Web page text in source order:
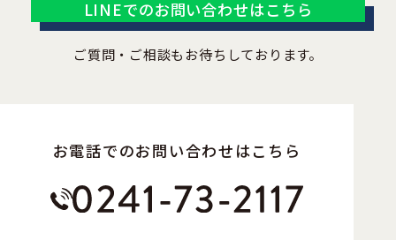
LINEでのお問い合わせはこちら
ご質問・ご相談もお待ちしております。
お電話でのお問い合わせはこちら